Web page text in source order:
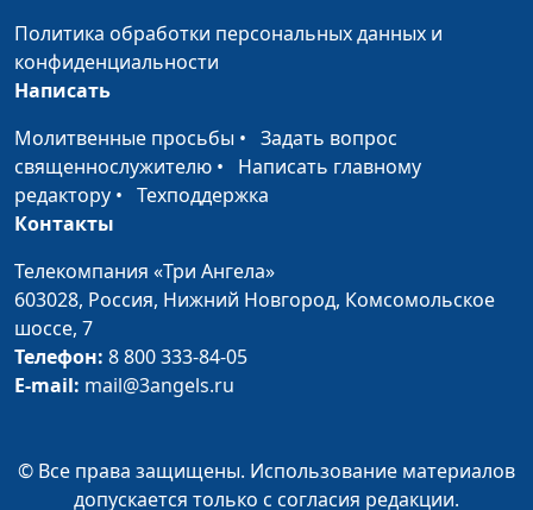
Суп из батата и красной
чечевицы с пряной ореховой
заправкой
Анжела
Томатный суп с нутом и
брокколи, морковные палочки
Анжела
Овощной штрудель
Суп-пюре из сельдерея и салат
из свежих овощей с фасолью
Елена
#80
Овощной кугель и перуанский
Котлеты из овощей по–
немецки
Лариса
Титовская
#78
Политика обработки персональных данных и
конфиденциальности
Написать
Молитвенные просьбы • Задать вопрос
священнослужителю • Написать главному
редактору • Техподдержка
Контакты
Телекомпания «Три Ангела»
603028, Россия, Нижний Новгород, Комсомольское
шоссе, 7
Телефон: 8 800 333-84-05
E-mail: mail@3angels.ru
© Все права защищены. Использование материалов
допускается только с согласия редакции.